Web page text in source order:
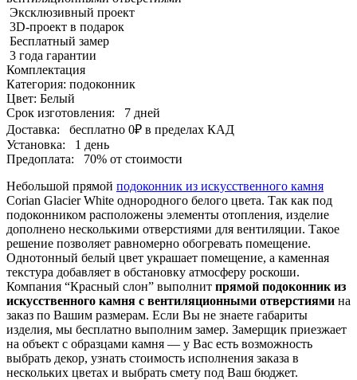
Эксклюзивный проект
3D-проект в подарок
Бесплатный замер
3 года гарантии
Комплектация
Категория: подоконник
Цвет: Белый
Срок изготовления:
7 дней
Доставка:
бесплатно 0₽ в пределах КАД
Установка:
1 день
Предоплата:
70% от стоимости
Небольшой прямой подоконник из искусственного камня
Corian Glacier White однородного белого цвета. Так как под
подоконником расположены элементы отопления, изделие
дополнено несколькими отверстиями для вентиляции. Такое
решение позволяет равномерно обогревать помещение.
Однотонный белый цвет украшает помещение, а каменная
текстура добавляет в обстановку атмосферу роскоши.
Компания “Красный слон” выполнит прямой подоконник из
искусственного камня с вентиляционными отверстиями на
заказ по Вашим размерам. Если Вы не знаете габариты
изделия, мы бесплатно выполним замер. Замерщик приезжает
на объект с образцами камня — у Вас есть возможность
выбрать декор, узнать стоимость исполнения заказа в
нескольких цветах и выбрать смету под Ваш бюджет.